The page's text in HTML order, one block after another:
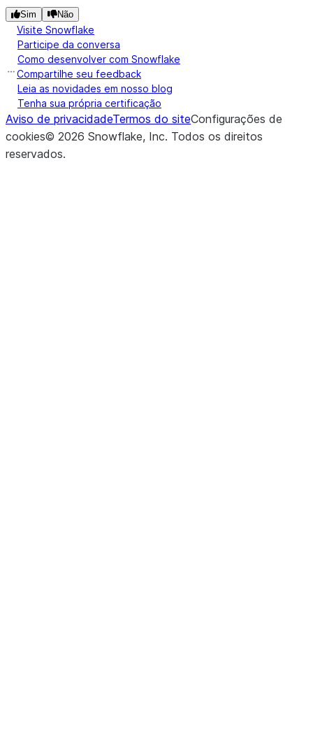
Sim Não
Visite Snowflake
Participe da conversa
Como desenvolver com Snowflake
Compartilhe seu feedback
Leia as novidades em nosso blog
Tenha sua própria certificação
Aviso de privacidadeTermos do siteConfigurações de
cookies© 2026 Snowflake, Inc. Todos os direitos
reservados.